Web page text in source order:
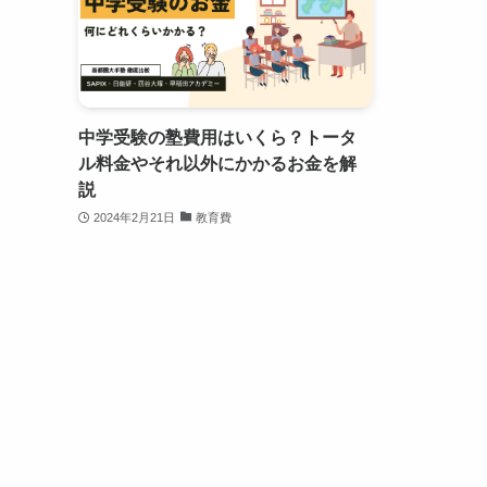
中学受験の塾費用はいくら？トータ
ル料金やそれ以外にかかるお金を解
説
2024年2月21日 教育費